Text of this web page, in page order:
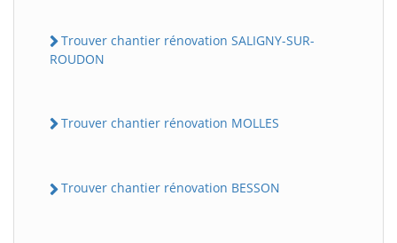
Trouver chantier rénovation SALIGNY-SUR-
ROUDON
Trouver chantier rénovation MOLLES
Trouver chantier rénovation BESSON